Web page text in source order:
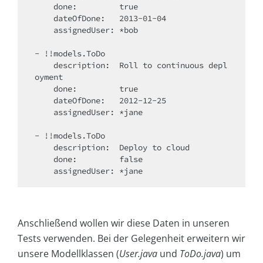
- !!models.ToDo
oyment
- !!models.ToDo
    assignedUser: *jane
Anschließend wollen wir diese Daten in unseren
Tests verwenden. Bei der Gelegenheit erweitern wir
unsere Modellklassen (User.java und ToDo.java) um